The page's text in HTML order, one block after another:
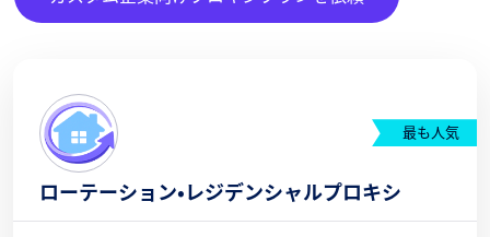
最も人気
ローテーション・レジデンシャルプロキシ